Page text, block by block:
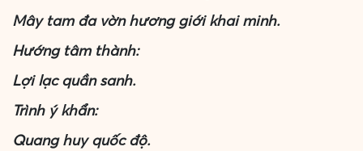
Mây tam đa vờn hương giới khai minh.
Hướng tâm thành:
Lợi lạc quần sanh.
Trình ý khẩn:
Quang huy quốc độ.